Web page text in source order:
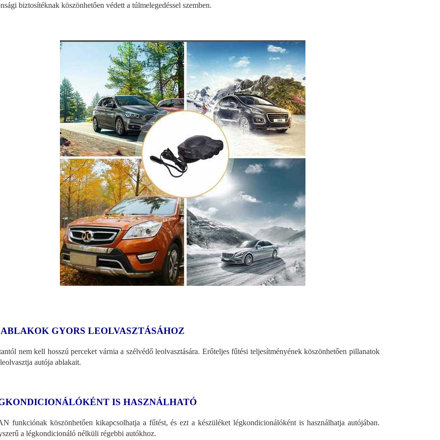
biztosítéknak köszönhetően védett a túlmelegedéssel szemben.
GYORS LEOLVASZTÁSÁHOZ
nem kell hosszú perceket várnia a szélvédő leolvasztására. Erőteljes fűtési teljesítményének köszönhetően pillanatok
autója ablakait.
IS HASZNÁLHATÓ
funkciónak köszönhetően kikapcsolhatja a fűtést, és ezt a készüléket légkondicionálóként is használhatja autójában.
a légkondicionáló nélküli régebbi autókhoz.